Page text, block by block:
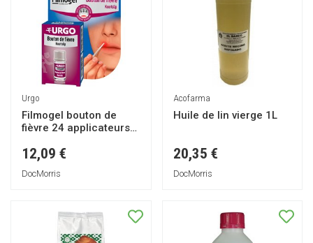
Urgo
Filmogel bouton de
fièvre 24 applicateurs
12,09 €
DocMorris
Acofarma
Huile de lin vierge 1L
20,35 €
DocMorris